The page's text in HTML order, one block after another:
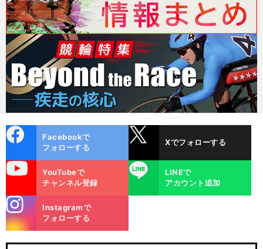
ok
Facebookで
フォローする
Xでフォローする
YouTubeで
チャンネル登録
LINE
LINEで
アカウント追加
m
Instagramで
フォローする